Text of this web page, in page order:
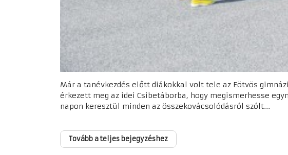
Már a tanévkezdés előtt diákokkal volt tele az Eötvös
érkezett meg az idei Csibetáborba, hogy megismerhesse
napon keresztül minden az összekovácsolódásról szólt...
Tovább a teljes bejegyzéshez